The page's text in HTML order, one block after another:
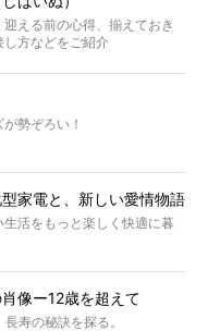
える前の心得、揃えておき
方などをご紹介
勢ぞろい！
型家電と、新しい愛情物語
活をもっと楽しく快適に暮
像ー12歳を超えて
寿の秘訣を探る。